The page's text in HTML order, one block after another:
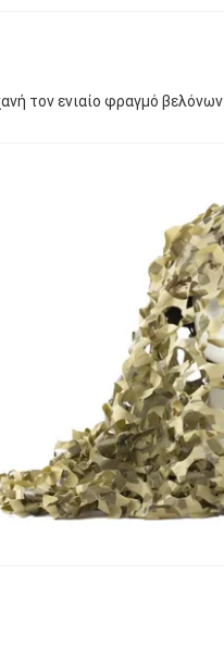
τον ενιαίο φραγμό βελόνων